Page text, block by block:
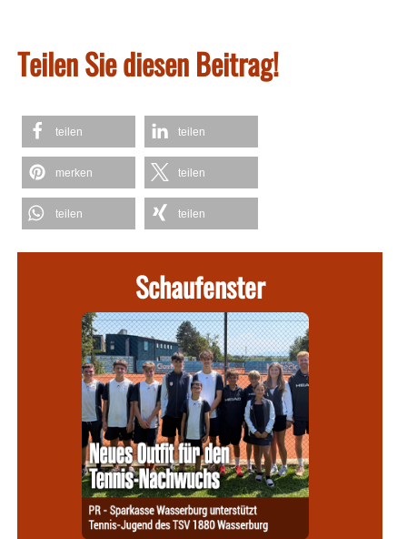
Teilen Sie diesen Beitrag!
teilen teilen
merken teilen
teilen teilen
Schaufenster